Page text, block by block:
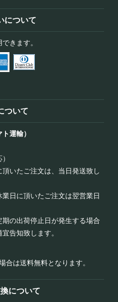
について
きます。
ついて
運輸）
いたご注文は、当日発送致し
日に頂いたご注文は翌営業日
の出荷停止日が発生する場合
告知致します。
合は送料無料となります。
について